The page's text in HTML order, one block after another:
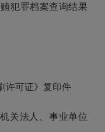
犯罪档案查询结果
许可证》复印件
关法人、事业单位